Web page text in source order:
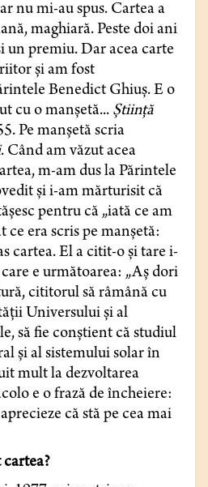
nu mi-au spus. Cartea a
maghiară. Peste doi ani
un premiu. Dar acea carte
şi am fost
Benedict Ghiuş. E o
cu o manşetă... Ştiinţă
Pe manşetă scria
. Când am văzut acea
m-am dus la Părintele
şi i-am mărturisit că
pentru că „iată ce am
ce era scris pe manşetă:
cartea. El a citit-o şi tare i-
e următoarea: „Aş dori
cititorul să râmână cu
Universului şi al
să fie conştient că studiul
şi al sistemului solar în
mult la dezvoltarea
e o frază de încheiere:
că stă pe cea mai